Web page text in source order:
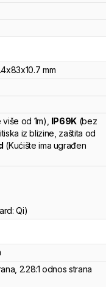
x83x10.7 mm
od 1m) IP69K (bez
iz blizine, zaštita od
(Kućište ima ugrađen
Qi)
, 2.28:1 odnos strana